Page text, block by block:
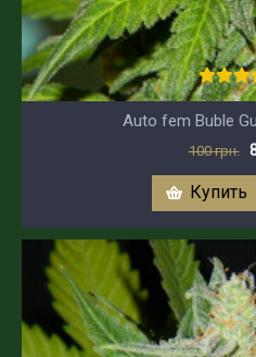
Auto fem Buble
100 грн.
Купить